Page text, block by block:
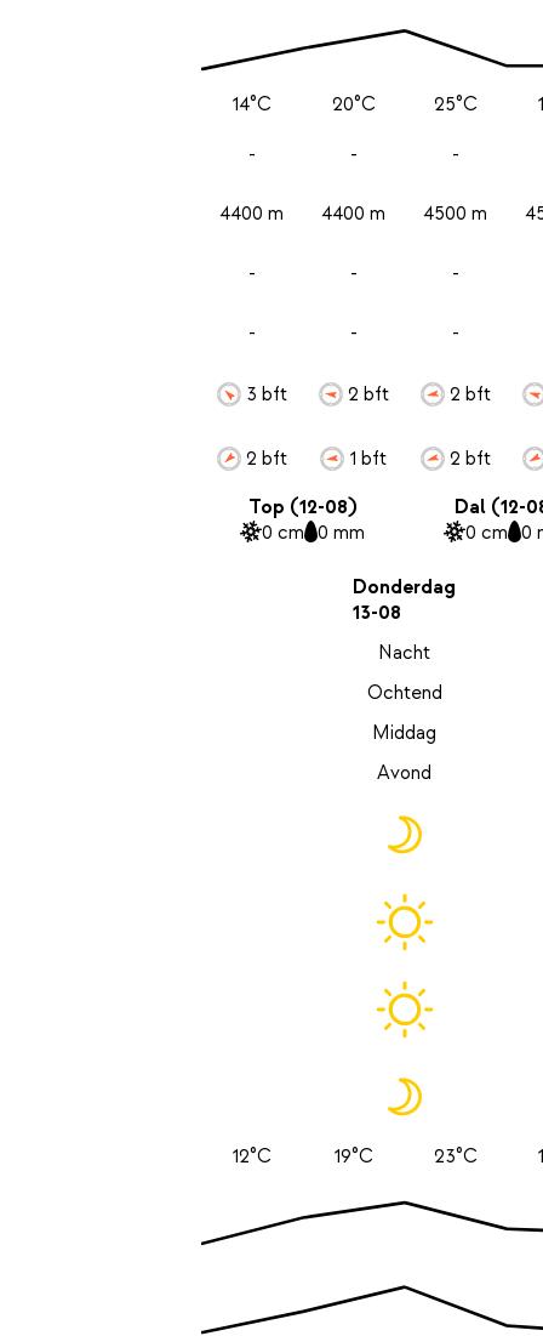
14°C
-
4400 m
-
-
3 bft
2 bft
20°C
-
4400 m
-
-
2 bft
1 bft
25°C
-
4500 m
-
-
2 bft
2 bft
Top (12-08)
0 cm 0 mm
Dal (12-
0 cm 0
Donderdag
13-08
Nacht
Ochtend
Middag
Avond
12°C 19°C 23°C